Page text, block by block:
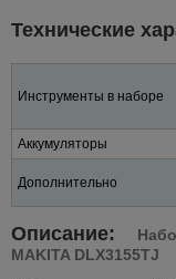
Технические
Инструменты в наборе
Аккумуляторы
Дополнительно
Описание:
MAKITA DLX3155TJ